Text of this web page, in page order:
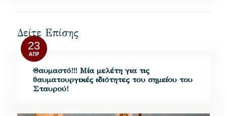
Δείτε Επίσης
23
ΑΠΡ
Θαυμαστό!!! Μία μελέτη για τις
θαυματουργικές ιδιότητες του σημείου του
Σταυρού!